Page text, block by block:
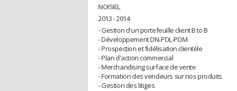
NOISIEL
2013 - 2014
- Gestion d'un portefeuille client B to B
- Développement DN-PDL-PDM
- Prospection et fidélisation clientèle
- Plan d'action commercial
- Merchandising surface de vente
- Formation des vendeurs sur nos produits
- Gestion des litiges